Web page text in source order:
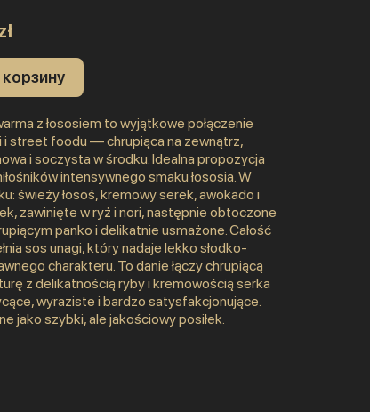
z łososiem to wyjątkowe połączenie
i street foodu — chrupiąca na zewnątrz,
i soczysta w środku. Idealna propozycja
intensywnego smaku łososia. W
świeży łosoś, kremowy serek, awokado i
zawinięte w ryż i nori, następnie obtoczone
panko i delikatnie usmażone. Całość
sos unagi, który nadaje lekko słodko-
charakteru. To danie łączy chrupiącą
z delikatnością ryby i kremowością serka
wyraziste i bardzo satysfakcjonujące.
jako szybki, ale jakościowy posiłek.